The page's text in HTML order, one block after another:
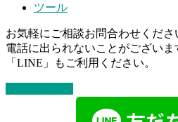
ツール
お気軽にご相談お問合わせくださ
電話に出られないことがございま
「LINE」もご利用ください。